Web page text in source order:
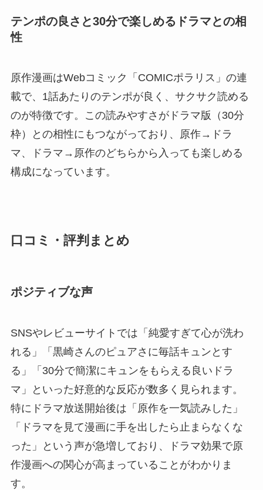
テンポの良さと30分で楽しめるドラマとの相
性
原作漫画はWebコミック「COMICポラリス」の連
載で、1話あたりのテンポが良く、サクサク読める
のが特徴です。この読みやすさがドラマ版（30分
枠）との相性にもつながっており、原作→ドラ
マ、ドラマ→原作のどちらから入っても楽しめる
構成になっています。
口コミ・評判まとめ
ポジティブな声
SNSやレビューサイトでは「純愛すぎて心が洗わ
れる」「黒崎さんのピュアさに毎話キュンとす
る」「30分で簡潔にキュンをもらえる良いドラ
マ」といった好意的な反応が数多く見られます。
特にドラマ放送開始後は「原作を一気読みした」
「ドラマを見て漫画に手を出したら止まらなくな
った」という声が急増しており、ドラマ効果で原
作漫画への関心が高まっていることがわかりま
す。